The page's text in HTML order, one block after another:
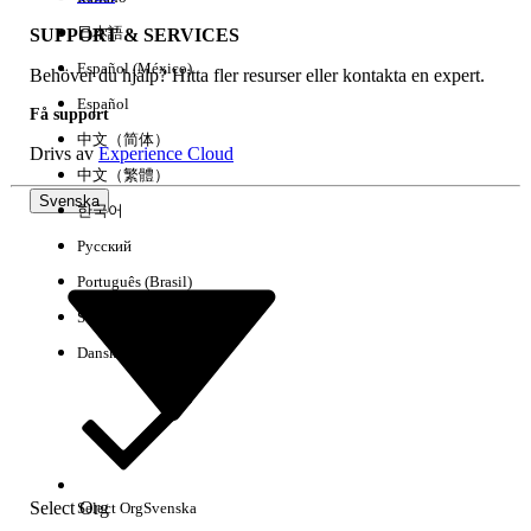
Rensa alla Klart
Här är några söktips
Kontrollera stavningen av dina nyckelord.
SUPPORT & SERVICES
Behöver du hjälp? Hitta fler resurser eller kontakta en expert.
Få support
Drivs avExperience Cloud
Svenska
Select Org
日本語
Español (México)
Español
中文（简体）
中文（繁體）
한국어
Русский
Português (Brasil)
Suomi
Dansk
Select OrgSvenska